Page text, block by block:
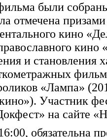
были
отмечена
кино
кино
и становления
«Лампа»
Участник
на сайте
обязательна